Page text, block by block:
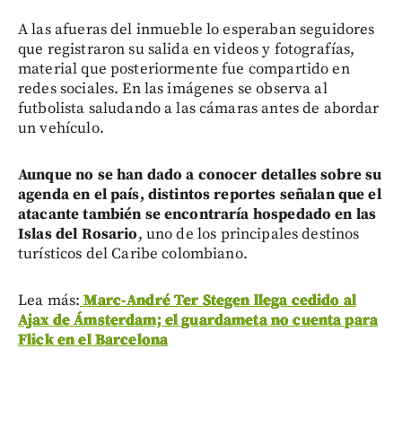
A las afueras del inmueble lo esperaban seguidores
que registraron su salida en videos y fotografías,
material que posteriormente fue compartido en
redes sociales. En las imágenes se observa al
futbolista saludando a las cámaras antes de abordar
un vehículo.
Aunque no se han dado a conocer detalles sobre su
agenda en el país, distintos reportes señalan que el
atacante también se encontraría hospedado en las
Islas del Rosario, uno de los principales destinos
turísticos del Caribe colombiano.
Lea más: Marc-André Ter Stegen llega cedido al
Ajax de Ámsterdam; el guardameta no cuenta para
Flick en el Barcelona